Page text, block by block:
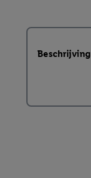
Beschrijving